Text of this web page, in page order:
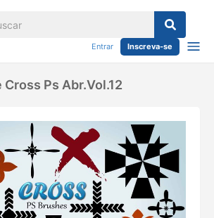
Entrar Inscreva-se
Cross Ps Abr.vol.12